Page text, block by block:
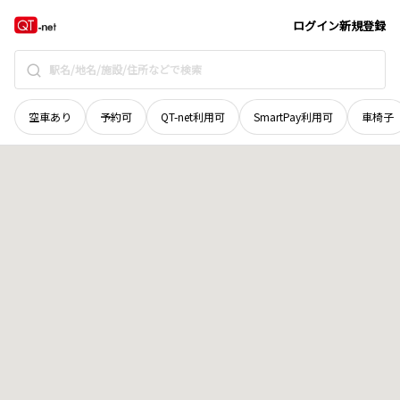
ログイン新規登録
空車あり 予約可 QT-net利用可 SmartPay利用可 車椅子
山口県